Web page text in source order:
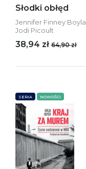
Słodki obłęd
Jennifer Finney
Jodi Picoult
38,94 zł 64,90 zł
SERIA NOWOŚCI